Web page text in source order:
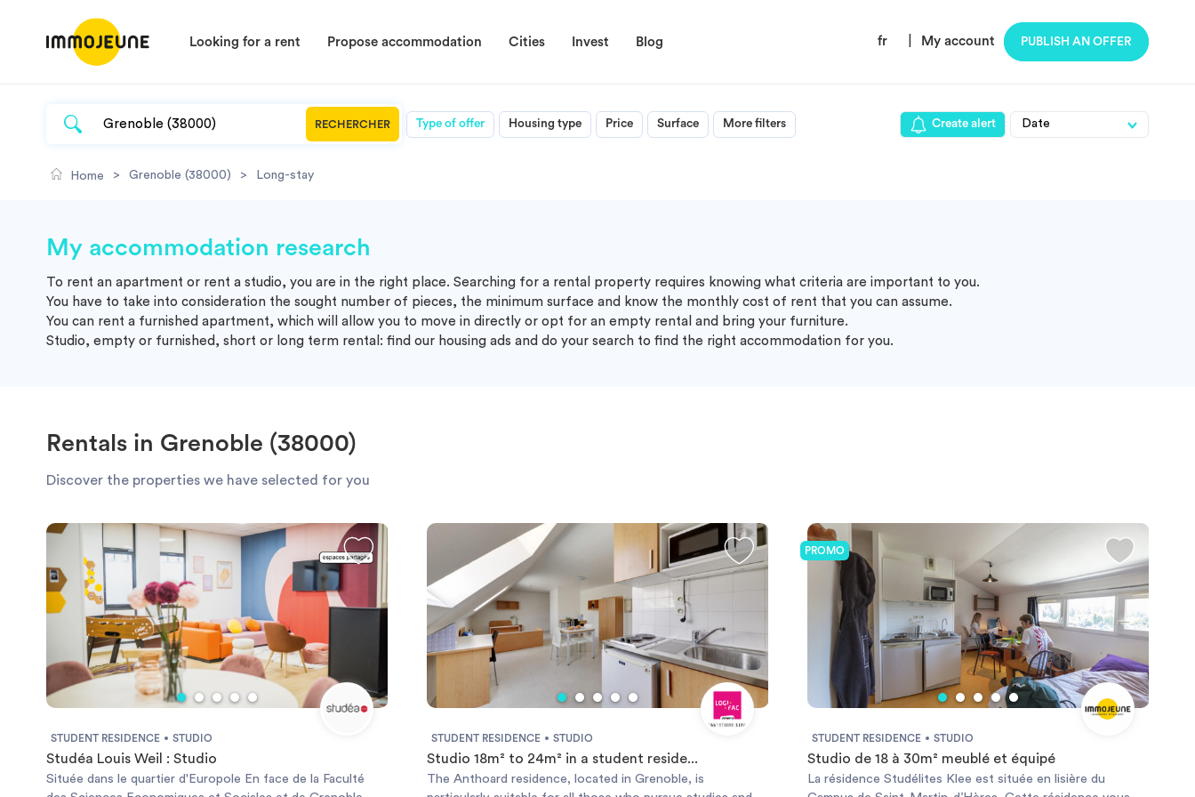
Looking for a rent Propose accommodation Cities Invest Blog fr My account PUBLISH AN OFFER
RECHERCHER Type of offer Housing type Price Surface More filters Create alert
Home > Grenoble (38000) > Long-stay
My accommodation research
To rent an apartment or rent a studio, you are in the right place. Searching for a rental property requires knowing what criteria are important to you.
You have to take into consideration the sought number of pieces, the minimum surface and know the monthly cost of rent that you can assume.
You can rent a furnished apartment, which will allow you to move in directly or opt for an empty rental and bring your furniture.
Studio, empty or furnished, short or long term rental: find our housing ads and do your search to find the right accommodation for you.
Rentals in Grenoble (38000)
Discover the properties we have selected for you
STUDENT RESIDENCE STUDIO
Studéa Louis Weil : Studio
Située dans le quartier d'Europole En face de la Faculté
STUDENT RESIDENCE STUDIO
Studio 18m² to 24m² in a student reside...
The Anthoard residence, located in Grenoble, is
PROMO
STUDENT RESIDENCE STUDIO
Studio de 18 à 30m² meublé et équipé
La résidence Studélites Klee est située en lisière du